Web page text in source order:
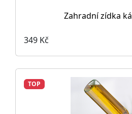
Zahradní zídka
349 Kč
TOP